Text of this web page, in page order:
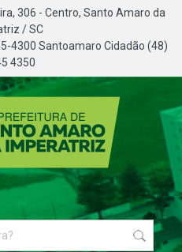
306 - Centro, Santo Amaro da
/ SC
4300 Santoamaro Cidadão (48)
4350